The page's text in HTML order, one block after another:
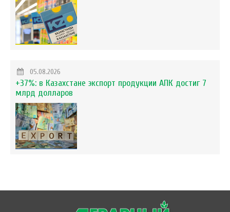
05.08.2026
+37%: в Казахстане экспорт продукции АПК достиг 7
млрд долларов